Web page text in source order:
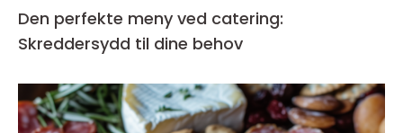
Den perfekte meny ved catering:
Skreddersydd til dine behov